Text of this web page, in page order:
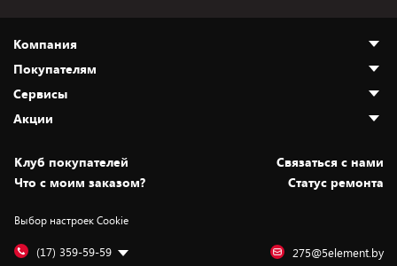
Компания
О нас
Адреса магазинов
Новости
Статьи и обзоры
Вакансии
Дай пять добру!
Покупателям
Как сделать заказ
Оплата и доставка
Безналичный расчёт
Обмен и возврат товара
Обработка персональных данных
Подарочные карты
Сервисы
Установка техники
Для игровых консолей
Для мобильных устройств
Для компьютеров
Акции
Скидки и промокоды
Белорусские товары
Бонусы
Оплата частями
Клуб покупателей
Cвязаться с нами
Что с моим заказом?
Статус ремонта
Выбор настроек Cookie
(17) 359-59-59 275@5element.by